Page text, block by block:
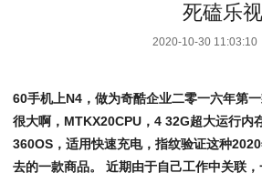
死磕乐
2020-10-30 11:03:10
60手机上N4，做为奇酷企业二零一六年第
很大啊，MTKX20CPU，4 32G超大运行内
360OS，适用快速充电，指纹验证这种
去的一款商品。 近期由于自己工作中关联